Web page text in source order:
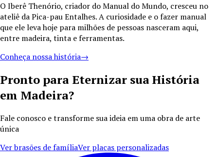
O Iberê Thenório, criador do Manual do Mundo, cresceu no
ateliê da Pica-pau Entalhes. A curiosidade e o fazer manual
que ele leva hoje para milhões de pessoas nasceram aqui,
entre madeira, tinta e ferramentas.
Conheça nossa história→
Pronto para Eternizar sua História
em Madeira?
Fale conosco e transforme sua ideia em uma obra de arte
única
Ver brasões de famíliaVer placas personalizadas